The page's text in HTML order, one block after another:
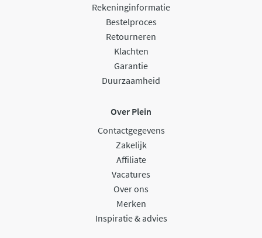
Rekeninginformatie
Bestelproces
Retourneren
Klachten
Garantie
Duurzaamheid
Over Plein
Contactgegevens
Zakelijk
Affiliate
Vacatures
Over ons
Merken
Inspiratie & advies